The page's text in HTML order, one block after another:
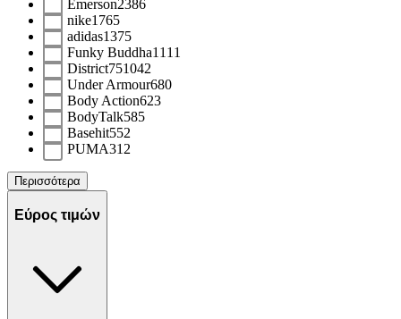
Emerson2386
nike1765
adidas1375
Funky Buddha1111
District751042
Under Armour680
Body Action623
BodyTalk585
Basehit552
PUMA312
Περισσότερα
Εύρος τιμών